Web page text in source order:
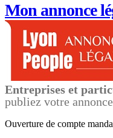
Mon annonce
Entreprises et
publiez votre
Ouverture de compte